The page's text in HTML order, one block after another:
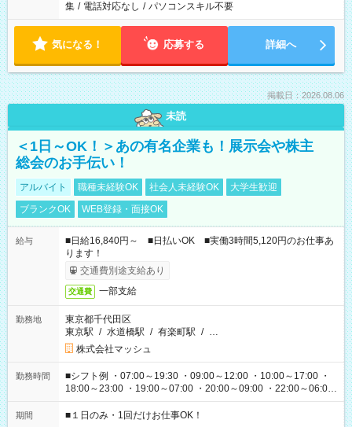
集 / 電話対応なし / パソコンスキル不要
気になる！ 応募する 詳細へ
掲載日：2026.08.06
未読
＜1日～OK！＞あの有名企業も！展示会や株主
総会のお手伝い！
アルバイト 職種未経験OK 社会人未経験OK
大学生歓迎
ブランクOK
WEB登録・面接OK
給与
■日給16,840円～ ■日払いOK ■実働3時間5,120円のお仕事あ
ります！
交通費別途支給あり
交通費 一部支給
勤務地
東京都千代田区
東京駅 / 水道橋駅 / 有楽町駅 / …
株式会社マッシュ
勤務時間
■シフト例 ・07:00～19:30 ・09:00～12:00 ・10:00～17:00 ・
18:00～23:00 ・19:00～07:00 ・20:00～09:00 ・22:00～06:00
etc ★最短で3時間で5,120円のお仕事から 15時間で2万円近く稼
げるお仕事も！ ご希望のお時間に合わせてご紹介！ ※シフトは
期間 ■１日のみ・1回だけお仕事OK！